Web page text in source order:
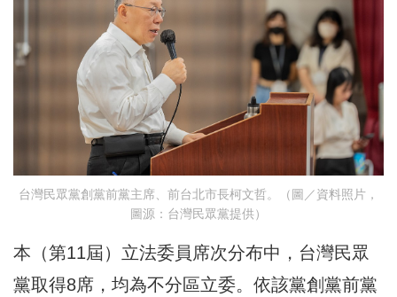
台灣民眾黨創黨前黨主席、前台北市長柯文哲。（圖／資料照片，
圖源：台灣民眾黨提供）
本（第11屆）立法委員席次分布中，台灣民眾
黨取得8席，均為不分區立委。依該黨創黨前黨